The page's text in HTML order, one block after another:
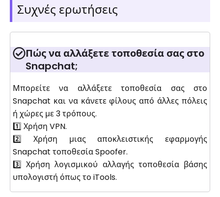
Συχνές ερωτήσεις
Πώς να αλλάξετε τοποθεσία σας στο
Snapchat;
Μπορείτε να αλλάξετε τοποθεσία σας στο
Snapchat και να κάνετε φίλους από άλλες πόλεις
ή χώρες με 3 τρόπους.
1️⃣ Χρήση VPN.
2️⃣ Χρήση μιας αποκλειστικής εφαρμογής
Snapchat τοποθεσία Spoofer.
3️⃣ Χρήση λογισμικού αλλαγής τοποθεσία βάσης
υπολογιστή όπως το iTools.